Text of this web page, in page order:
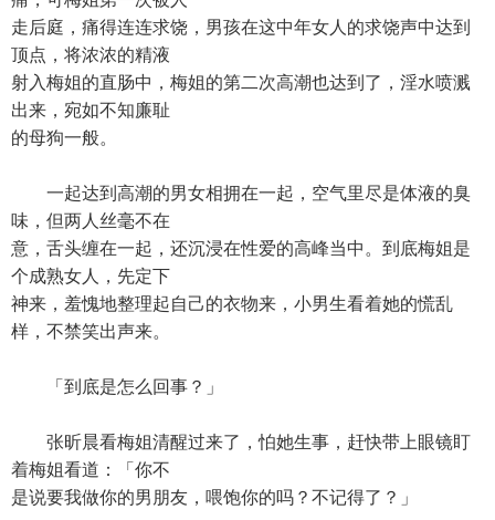
走后庭，痛得连连求饶，男孩在这中年女人的求饶声中达到
顶点，将浓浓的精液
射入梅姐的直肠中，梅姐的第二次高潮也达到了，淫水喷溅
出来，宛如不知廉耻
的母狗一般。
一起达到高潮的男女相拥在一起，空气里尽是体液的臭
味，但两人丝毫不在
意，舌头缠在一起，还沉浸在性爱的高峰当中。到底梅姐是
个成熟女人，先定下
神来，羞愧地整理起自己的衣物来，小男生看着她的慌乱
样，不禁笑出声来。
「到底是怎么回事？」
张昕晨看梅姐清醒过来了，怕她生事，赶快带上眼镜盯
着梅姐看道：「你不
是说要我做你的男朋友，喂饱你的吗？不记得了？」